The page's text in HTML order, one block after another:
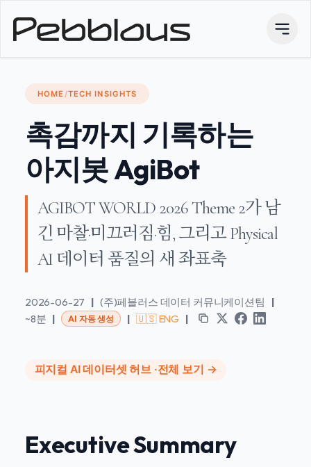
HOME/TECH INSIGHTS
촉감까지 기록하는
아지봇 AgiBot
AGIBOT WORLD 2026 Theme 2가 남
긴 마찰·미끄러짐·힘, 그리고 Physical
AI 데이터 품질의 새 좌표축
2026-06-27 | (주)페블러스 데이터 커뮤니케이션팀
|
~8분 | AI 자동 생성 | 🇺🇸 ENG |
피지컬 AI 데이터셋 허브 ·전체 보기 →
Executive Summary